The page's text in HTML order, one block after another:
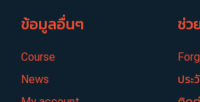
ข้อมูลอื่นๆ
Course
News
ช่ว
ประ